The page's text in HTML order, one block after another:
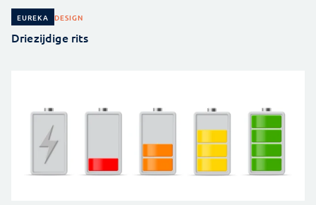
EUREKA DESIGN
Driezijdige rits